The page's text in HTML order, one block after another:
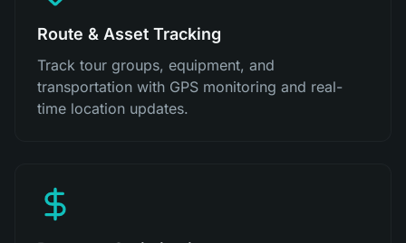
Route & Asset Tracking
Track tour groups, equipment, and
transportation with GPS monitoring and real-
time location updates.